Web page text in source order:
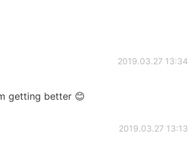
2019.03.27 13:34
getting better 😊
2019.03.27 13:13